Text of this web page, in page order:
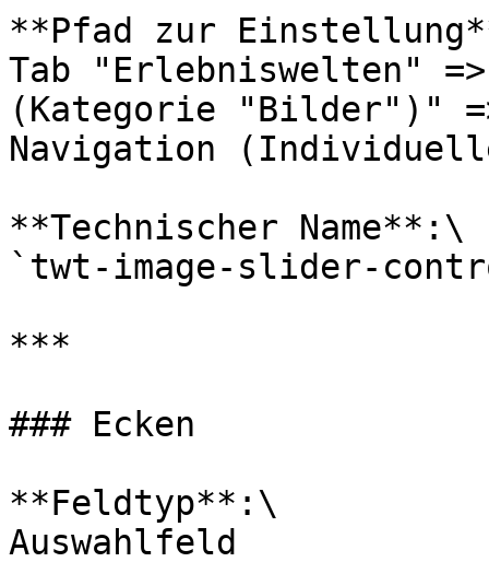
**Pfad zur
Tab "Erlebniswelten"
(Kategorie "Bilder")"
Navigation
**Technischer Name**:\
`twt-image-slider-
***
### Ecken
**Feldtyp**:\
Auswahlfeld